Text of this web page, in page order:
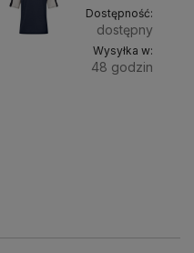
OKAZJA
Dostępność:
dostępny
Wysyłka w:
48 godzin